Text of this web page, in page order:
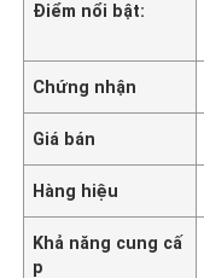
Điểm nổi bật:
Chứng nhận
Giá bán
Hàng hiệu
Khả năng cung cấ
p